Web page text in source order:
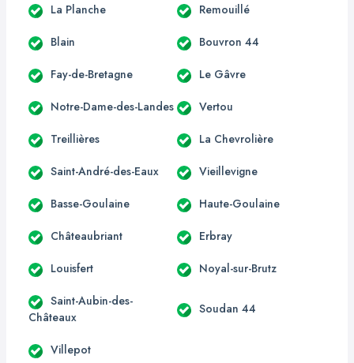
La Planche Remouillé
Blain Bouvron 44
Fay-de-Bretagne Le Gâvre
Notre-Dame-des-Landes Vertou
Treillières La Chevrolière
Saint-André-des-Eaux Vieillevigne
Basse-Goulaine Haute-Goulaine
Châteaubriant Erbray
Louisfert Noyal-sur-Brutz
Saint-Aubin-des-
Châteaux
Soudan 44
Villepot